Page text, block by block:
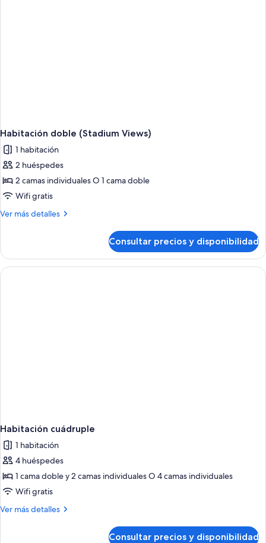
Habitación doble (Stadium Views)
1 habitación
2 huéspedes
2 camas individuales O 1 cama doble
Wifi gratis
Ver más detalles
Más
doble
(Stadium
Views)
Consultar precios y disponibilidad
Habitación cuádruple
1 habitación
4 huéspedes
1 cama doble y 2 camas individuales O 4 camas individuales
Wifi gratis
Ver más detalles
Más
Consultar precios y disponibilidad